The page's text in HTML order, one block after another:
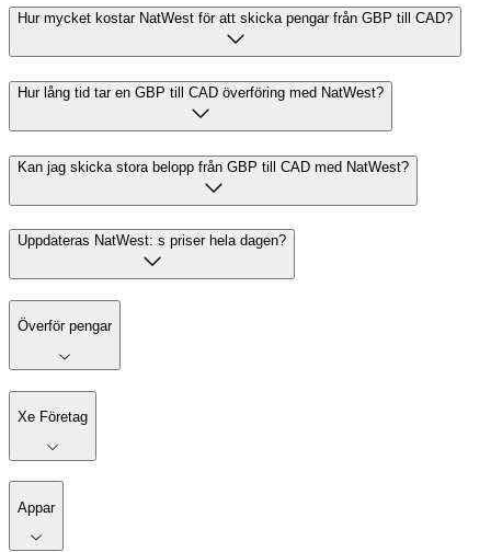
Hur mycket kostar NatWest för att skicka pengar från GBP till CAD?
Hur lång tid tar en GBP till CAD överföring med NatWest?
Kan jag skicka stora belopp från GBP till CAD med NatWest?
Uppdateras NatWest: s priser hela dagen?
Överför pengar
Xe Företag
Appar